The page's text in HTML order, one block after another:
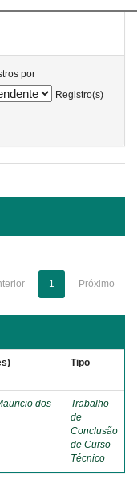
por
Registro(s)
1 Próximo
Tipo
dos
Trabalho
de
Conclusão
de Curso
Técnico